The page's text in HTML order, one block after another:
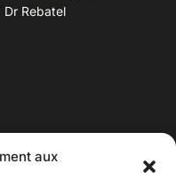
aux
Dr Rebatel